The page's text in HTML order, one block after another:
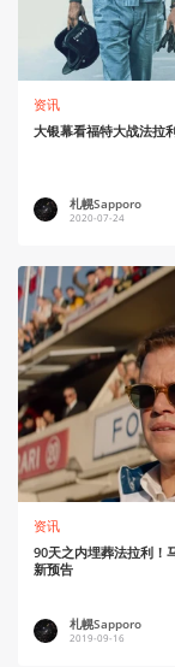
资讯
大银幕看福特大战法拉
札幌Sapporo
2020-07-24
资讯
90天之内埋葬法拉利！
新预告
札幌Sapporo
2019-09-16